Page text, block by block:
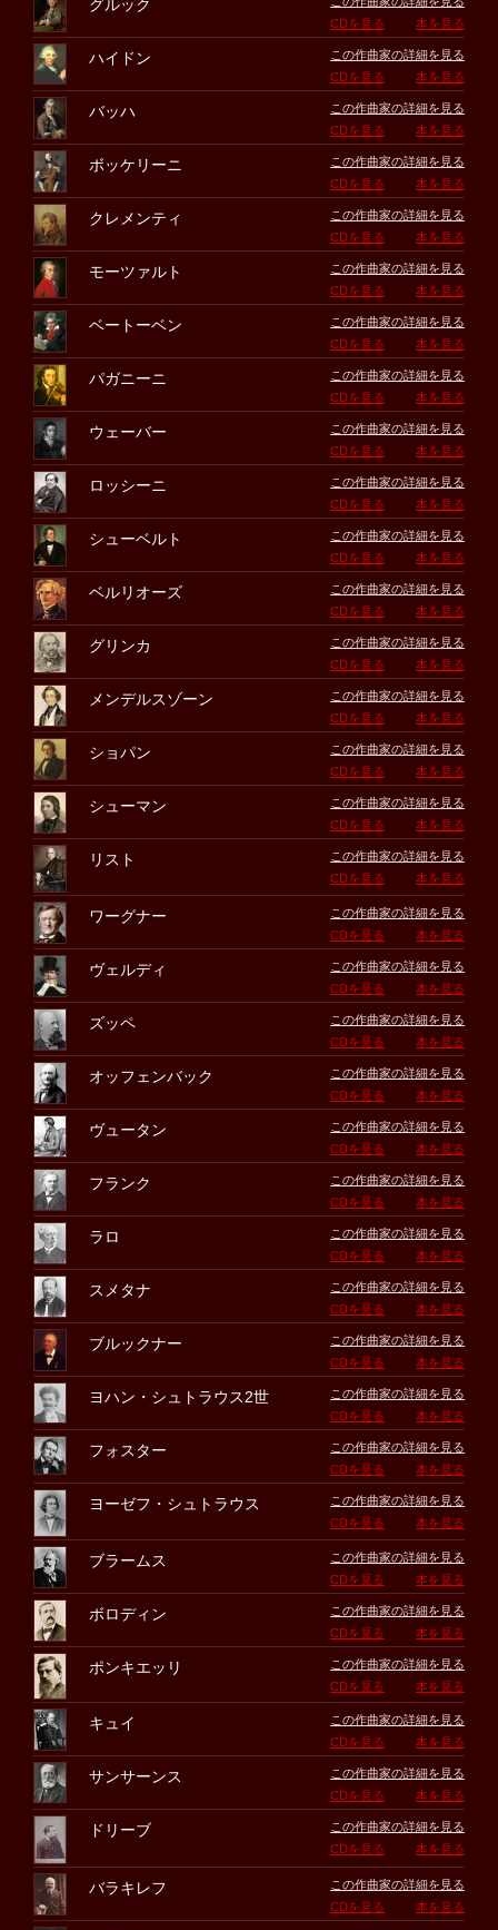
グルック
CDを見る
本を見る
ハイドン
この作曲家の詳細を見る
CDを見る
本を見る
バッハ
この作曲家の詳細を見る
CDを見る
本を見る
ボッケリーニ
この作曲家の詳細を見る
CDを見る
本を見る
クレメンティ
この作曲家の詳細を見る
CDを見る
本を見る
モーツァルト
この作曲家の詳細を見る
CDを見る
本を見る
ベートーベン
この作曲家の詳細を見る
CDを見る
本を見る
パガニーニ
この作曲家の詳細を見る
CDを見る
本を見る
ウェーバー
この作曲家の詳細を見る
CDを見る
本を見る
ロッシーニ
この作曲家の詳細を見る
CDを見る
本を見る
シューベルト
この作曲家の詳細を見る
CDを見る
本を見る
ベルリオーズ
この作曲家の詳細を見る
CDを見る
本を見る
グリンカ
この作曲家の詳細を見る
CDを見る
本を見る
メンデルスゾーン
この作曲家の詳細を見る
CDを見る
本を見る
ショパン
この作曲家の詳細を見る
CDを見る
本を見る
シューマン
この作曲家の詳細を見る
CDを見る
本を見る
リスト
この作曲家の詳細を見る
CDを見る
本を見る
ワーグナー
この作曲家の詳細を見る
CDを見る
本を見る
ヴェルディ
この作曲家の詳細を見る
CDを見る
本を見る
ズッペ
この作曲家の詳細を見る
CDを見る
本を見る
オッフェンバック
この作曲家の詳細を見る
CDを見る
本を見る
ヴュータン
この作曲家の詳細を見る
CDを見る
本を見る
フランク
この作曲家の詳細を見る
CDを見る
本を見る
ラロ
この作曲家の詳細を見る
CDを見る
本を見る
スメタナ
この作曲家の詳細を見る
CDを見る
本を見る
ブルックナー
この作曲家の詳細を見る
CDを見る
本を見る
ヨハン・シュトラウス2世
この作曲家の詳細を見る
CDを見る
本を見る
フォスター
この作曲家の詳細を見る
CDを見る
本を見る
ヨーゼフ・シュトラウス
この作曲家の詳細を見る
CDを見る
本を見る
ブラームス
この作曲家の詳細を見る
CDを見る
本を見る
ボロディン
この作曲家の詳細を見る
CDを見る
本を見る
ポンキエッリ
この作曲家の詳細を見る
CDを見る
本を見る
キュイ
この作曲家の詳細を見る
CDを見る
本を見る
サンサーンス
この作曲家の詳細を見る
CDを見る
本を見る
ドリーブ
この作曲家の詳細を見る
CDを見る
本を見る
バラキレフ
この作曲家の詳細を見る
CDを見る
本を見る